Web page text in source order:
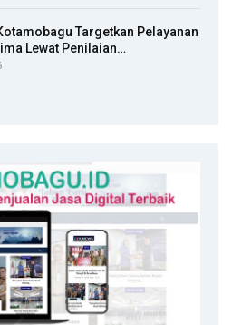
Targetkan Pelayanan
Lewat Penilaian…